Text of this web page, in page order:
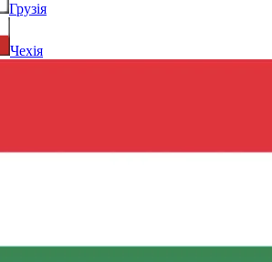
Грузія
Чехія